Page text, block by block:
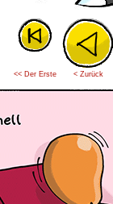
<< Der Erste < Zurück